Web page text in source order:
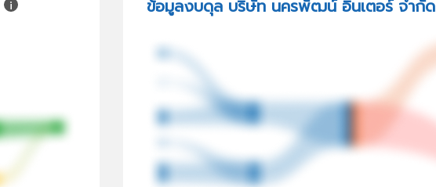
ข้อมูลงบดุล บริษัท นครพัฒน์ อินเตอร์ จำกัด